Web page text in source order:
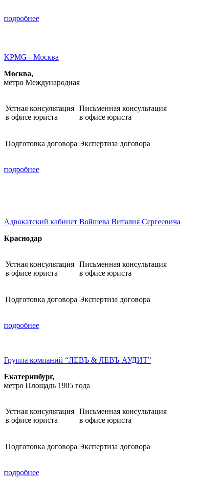
подробнее
KPMG - Москва
Москва,
метро Международная
Устная консультация
в офисе юриста
Письменная консультация
в офисе юриста
Подготовка договора Экспертиза договора
подробнее
Адвокатский кабинет Войшева Виталия Сергеевича
Краснодар
Устная консультация
в офисе юриста
Письменная консультация
в офисе юриста
Подготовка договора Экспертиза договора
подробнее
Группа компаний “ЛЕВЪ & ЛЕВЪ-АУДИТ”
Екатеринбург,
метро Площадь 1905 года
Устная консультация
в офисе юриста
Письменная консультация
в офисе юриста
Подготовка договора Экспертиза договора
подробнее